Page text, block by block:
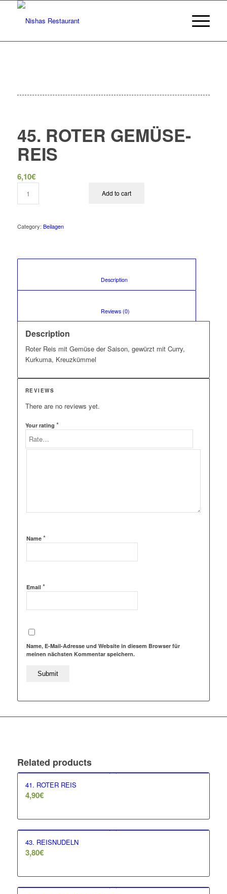
45. ROTER GEMÜSE-
REIS
6,10€
Add to cart
Category: Beilagen
						Description
Description
Roter Reis mit Gemüse der Saison, gewürzt mit Curry,
Kurkuma, Kreuzkümmel
REVIEWS
There are no reviews yet.
Your rating *
Name *
Email *
Name, E-Mail-Adresse und Website in diesem Browser für
meinen nächsten Kommentar speichern.
Related products
41. ROTER REIS
4,90€
43. REISNUDELN
3,80€